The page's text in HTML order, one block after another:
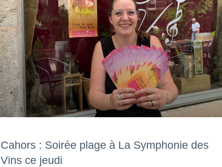
Cahors : Soirée plage à La Symphonie des
Vins ce jeudi